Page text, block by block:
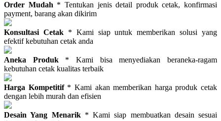
Order Mudah * Tentukan jenis detail produk cetak, konfirmasi
payment, barang akan dikirim
Konsultasi Cetak* Kami siap untuk memberikan solusi yang
efektif kebutuhan cetak anda
Aneka Produk * Kami bisa menyediakan beraneka-ragam
kebutuhan cetak kualitas terbaik
Harga Kompetitif* Kami akan memberikan harga produk cetak
dengan lebih murah dan efisien
Desain Yang Menarik* Kami siap membuatkan desain sesuai